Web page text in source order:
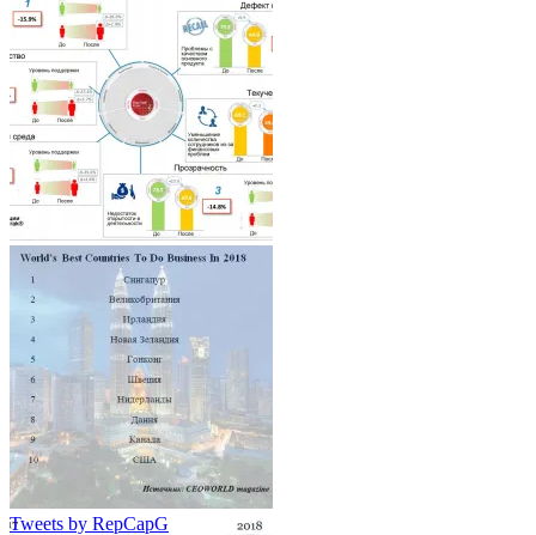
Tweets by RepCapG